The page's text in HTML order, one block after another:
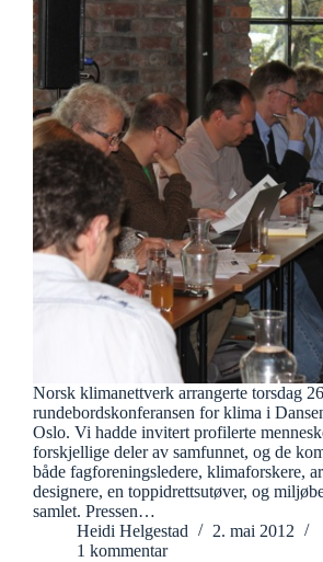
Norsk klimanettverk arrangerte torsdag
rundebordskonferansen for klima i
Oslo. Vi hadde invitert profilerte
forskjellige deler av samfunnet, og de
både fagforeningsledere, klimaforskere,
designere, en toppidrettsutøver, og
samlet. Pressen…
Heidi Helgestad
2. mai 2012
1 kommentar